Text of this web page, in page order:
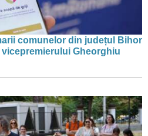
comunelor din județul Bihor
Gheorghiu